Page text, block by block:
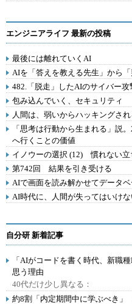
エンジニアライフ 最新の投稿
最後には離れていくAI
AIを「答えを教える先生」から
482.「脱走」したAIのサイバー攻
包み込んでいく、セキュリティ
人間は、弱いからハッキングさ
「思考は行動から生まれる」説
へ行くことの価値
イノウーの選択 (12) 慣れない立
第742回 結果を引き受ける
AIで画面を読み解かせてデータ
AI時代に、人間が失ってはいけ
自分研 新着記事
「AIがコードを書く時代、新職
思う理由
40代だけ少し異なる：
約8割「内定期間中に学ぶべき